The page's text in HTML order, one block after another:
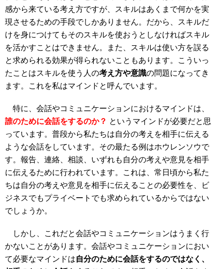
感から来ている考え方ですが、スキルはあくまで何かを実
現させるための手段でしかありません。だから、スキルだ
けを身につけてもそのスキルを使おうとしなければスキル
を活かすことはできません。また、スキルは使い方を誤る
と求められる効果が得られないこともあります。こういっ
たことはスキルを使う人の考え方や意識の問題になってき
ます。これを私はマインドと呼んでいます。
特に、会話やコミュニケーションにおけるマインドは、
誰のために会話をするのか？ というマインドが必要だと思
っています。普段から私たちは自分の考えを相手に伝える
ような会話をしています。その最たる例はホウレンソウで
す。報告、連絡、相談、いずれも自分の考えや意見を相手
に伝えるために行われています。これは、常日頃から私た
ちは自分の考えや意見を相手に伝えることの必要性を、ビ
ジネスでもプライベートでも求められているからではない
でしょうか。
しかし、これだと会話やコミュニケーションはうまく行
かないことがあります。会話やコミュニケーションにおい
て必要なマインドは自分のために会話をするのではなく、